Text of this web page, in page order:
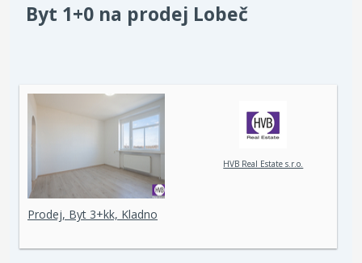
Byt 1+0 na prodej Lobeč
HVB Real Estate s.r.o.
Prodej, Byt 3+kk, Kladno